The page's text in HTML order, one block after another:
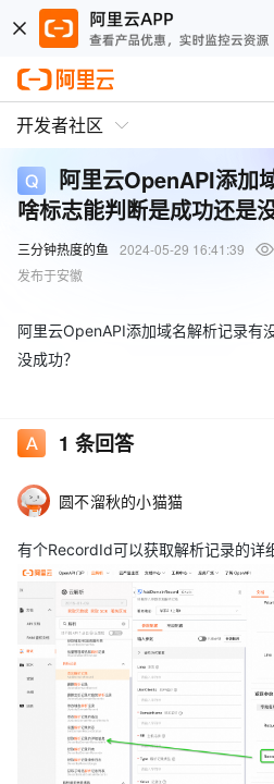
开发者社区
阿里云OpenAPI添加
啥标志能判断是成功还是
三分钟热度的鱼 2024-05-29 16:41:39
发布于安徽
阿里云OpenAPI添加域名解析记录有
没成功？
1 条回答
圆不溜秋的小猫猫
有个RecordId可以获取解析记录的详